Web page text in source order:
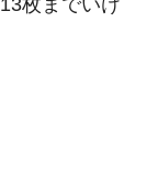
枚までいけ